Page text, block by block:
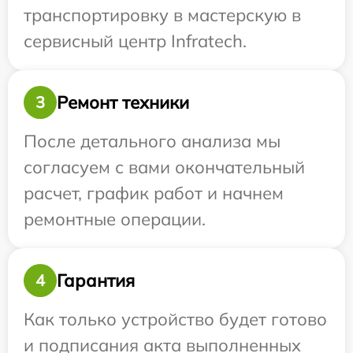
транспортировку в мастерскую в
сервисный центр Infratech.
3
Ремонт техники
После детального анализа мы
согласуем с вами окончательный
расчет, график работ и начнем
ремонтные операции.
4
Гарантия
Как только устройство будет готово
и подписания акта выполненных